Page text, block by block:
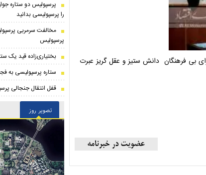
بی فرهنگان دانش ستیز و عقل گریز عبرت
پرسپولیس دو ستاره
را پرسپولیسی بدانید
مخالفت سرمربی
پرسپولیس
بختیاری‌زاده قید یک
ستاره پرسپولیسی به
قفل انتقال جنجالی
تصویر روز